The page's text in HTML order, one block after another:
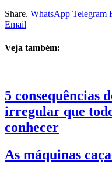
Share. WhatsApp Telegram
Email
Veja também:
5 consequências
irregular que
conhecer
As máquinas